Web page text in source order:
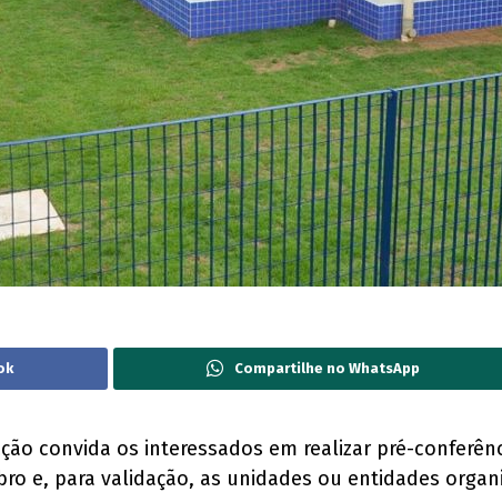
Compartilhe no WhatsApp
convida os interessados em realizar pré-
e, para validação, as unidades ou entidades